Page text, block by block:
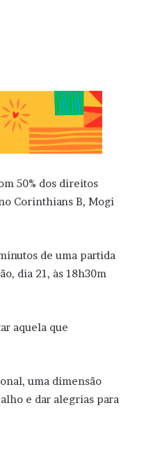
50% dos direitos
Corinthians B, Mogi
de uma partida
dia 21, às 18h30m
aquela que
uma dimensão
e dar alegrias para